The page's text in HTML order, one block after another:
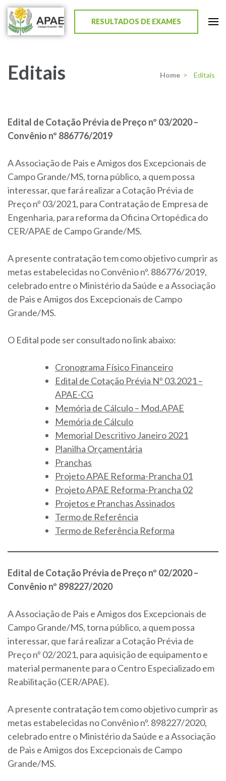
APAE de Campo Grande
RESULTADOS DE EXAMES
Editais Home > Editais
Edital de Cotação Prévia de Preço nº 03/2020 –
Convênio nº 886776/2019
A Associação de Pais e Amigos dos Excepcionais de
Campo Grande/MS, torna público, a quem possa
interessar, que fará realizar a Cotação Prévia de
Preço nº 03/2021, para Contratação de Empresa de
Engenharia, para reforma da Oficina Ortopédica do
CER/APAE de Campo Grande/MS.
A presente contratação tem como objetivo cumprir as
metas estabelecidas no Convênio nº. 886776/2019,
celebrado entre o Ministério da Saúde e a Associação
de Pais e Amigos dos Excepcionais de Campo
Grande/MS.
O Edital pode ser consultado no link abaixo:
Cronograma Físico Financeiro
Edital de Cotação Prévia Nº 03.2021 –
APAE-CG
Memória de Cálculo – Mod.APAE
Memória de Cálculo
Memorial Descritivo Janeiro 2021
Planilha Orçamentária
Pranchas
Projeto APAE Reforma-Prancha 01
Projeto APAE Reforma-Prancha 02
Projetos e Pranchas Assinados
Termo de Referência
Termo de Referência Reforma
Edital de Cotação Prévia de Preço nº 02/2020 –
Convênio nº 898227/2020
A Associação de Pais e Amigos dos Excepcionais de
Campo Grande/MS, torna público, a quem possa
interessar, que fará realizar a Cotação Prévia de
Preço nº 02/2021, para aquisição de equipamento e
material permanente para o Centro Especializado em
Reabilitação (CER/APAE).
A presente contratação tem como objetivo cumprir as
metas estabelecidas no Convênio nº. 898227/2020,
celebrado entre o Ministério da Saúde e a Associação
de Pais e Amigos dos Excepcionais de Campo
Grande/MS.